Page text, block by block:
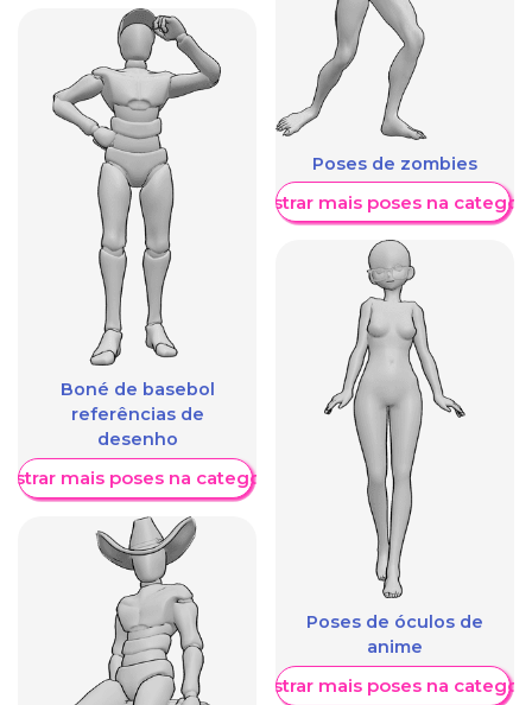
Boné de basebol
referências de
desenho
mais poses na categoria
Poses de zombies
Mostrar mais poses na
Poses de óculos de
anime
Mostrar mais poses na